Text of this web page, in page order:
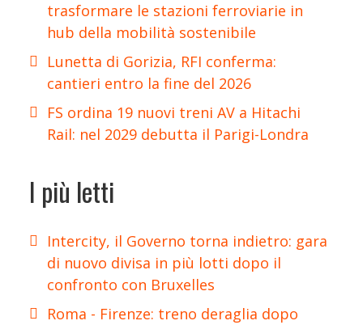
trasformare le stazioni ferroviarie in
hub della mobilità sostenibile
Lunetta di Gorizia, RFI conferma:
cantieri entro la fine del 2026
FS ordina 19 nuovi treni AV a Hitachi
Rail: nel 2029 debutta il Parigi-Londra
I più letti
Intercity, il Governo torna indietro: gara
di nuovo divisa in più lotti dopo il
confronto con Bruxelles
Roma - Firenze: treno deraglia dopo